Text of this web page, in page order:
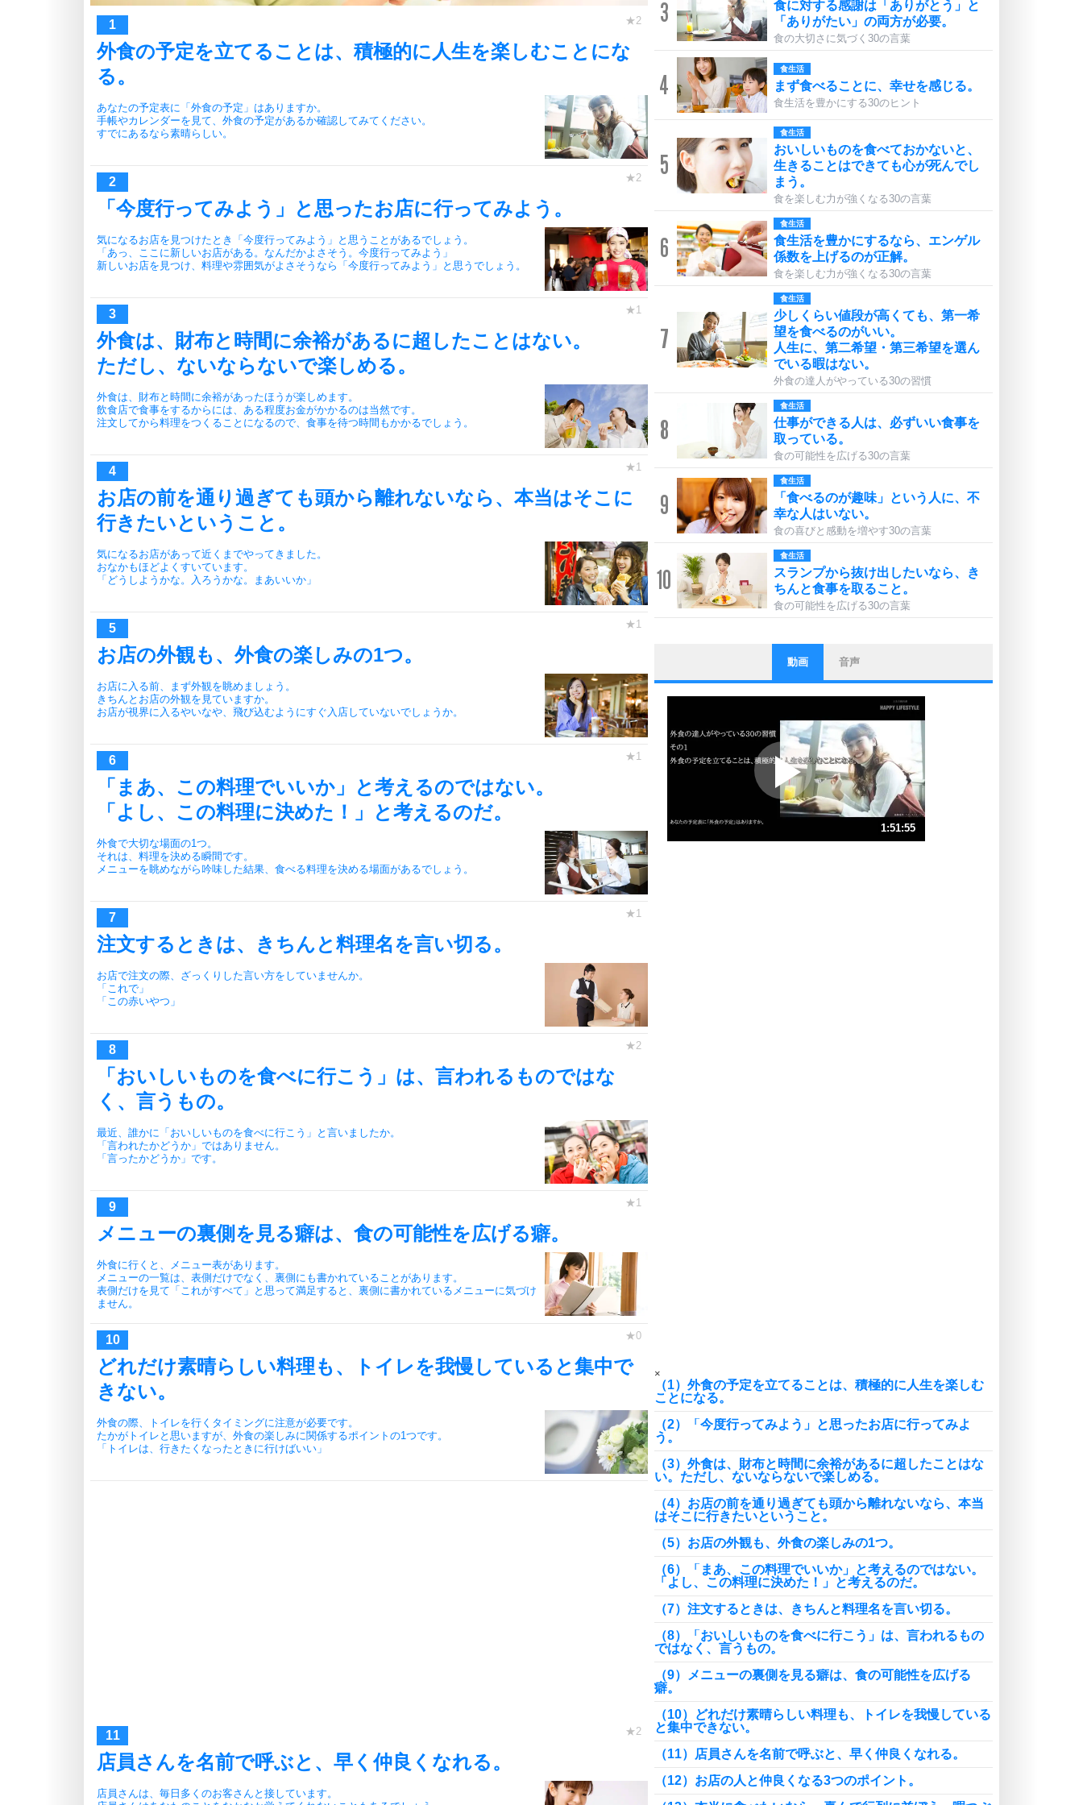
外食の予定を立てることは、積極的に人生を楽しむことにな
る。
あなたの予定表に「外食の予定」はありますか。
手帳やカレンダーを見て、外食の予定があるか確認してみてください。
すでにあるなら素晴らしい。
「今度行ってみよう」と思ったお店に行ってみよう。
気になるお店を見つけたとき「今度行ってみよう」と思うことがあるでしょう。
「あっ、ここに新しいお店がある。なんだかよさそう。今度行ってみよう」
新しいお店を見つけ、料理や雰囲気がよさそうなら「今度行ってみよう」と思うでしょう。
外食は、財布と時間に余裕があるに超したことはない。
ただし、ないならないで楽しめる。
外食は、財布と時間に余裕があったほうが楽しめます。
飲食店で食事をするからには、ある程度お金がかかるのは当然です。
注文してから料理をつくることになるので、食事を待つ時間もかかるでしょう。
お店の前を通り過ぎても頭から離れないなら、本当はそこに
行きたいということ。
気になるお店があって近くまでやってきました。
おなかもほどよくすいています。
「どうしようかな。入ろうかな。まあいいか」
お店の外観も、外食の楽しみの1つ。
お店に入る前、まず外観を眺めましょう。
きちんとお店の外観を見ていますか。
お店が視界に入るやいなや、飛び込むようにすぐ入店していないでしょうか。
「まあ、この料理でいいか」と考えるのではない。
「よし、この料理に決めた！」と考えるのだ。
外食で大切な場面の1つ。
それは、料理を決める瞬間です。
メニューを眺めながら吟味した結果、食べる料理を決める場面があるでしょう。
注文するときは、きちんと料理名を言い切る。
お店で注文の際、ざっくりした言い方をしていませんか。
「これで」
「この赤いやつ」
「おいしいものを食べに行こう」は、言われるものではな
く、言うもの。
最近、誰かに「おいしいものを食べに行こう」と言いましたか。
「言われたかどうか」ではありません。
「言ったかどうか」です。
メニューの裏側を見る癖は、食の可能性を広げる癖。
外食に行くと、メニュー表があります。
メニューの一覧は、表側だけでなく、裏側にも書かれていることがあります。
表側だけを見て「これがすべて」と思って満足すると、裏側に書かれているメニューに気づけ
ません。
どれだけ素晴らしい料理も、トイレを我慢していると集中で
きない。
外食の際、トイレを行くタイミングに注意が必要です。
たかがトイレと思いますが、外食の楽しみに関係するポイントの1つです。
「トイレは、行きたくなったときに行けばいい」
店員さんを名前で呼ぶと、早く仲良くなれる。
店員さんは、毎日多くのお客さんと接しています。
3
食に対する感謝は「ありがとう」と
「ありがたい」の両方が必要。
食の大切さに気づく30の言葉
4
食生活
まず食べることに、幸せを感じる。
食生活を豊かにする30のヒント
5
食生活
おいしいものを食べておかないと、
生きることはできても心が死んでし
まう。
食を楽しむ力が強くなる30の言葉
6
食生活
食生活を豊かにするなら、エンゲル
係数を上げるのが正解。
食を楽しむ力が強くなる30の言葉
7
食生活
少しくらい値段が高くても、第一希
望を食べるのがいい。
人生に、第二希望・第三希望を選ん
でいる暇はない。
外食の達人がやっている30の習慣
8
食生活
仕事ができる人は、必ずいい食事を
取っている。
食の可能性を広げる30の言葉
9
食生活
「食べるのが趣味」という人に、不
幸な人はいない。
食の喜びと感動を増やす30の言葉
10
食生活
スランプから抜け出したいなら、き
ちんと食事を取ること。
食の可能性を広げる30の言葉
1
ストレス対策
他人と比べない。
いっそのこと、他人を見ない。
プラス思考
ポジティブになれない原因は、行動
しないから。
ポジティブ思考になる30の方法
3
ストレス対策
恋する人が知っておきたい30の大切なこと
動画 音声
1:51:55
×
（1）外食の予定を立てることは、積極的に人生を楽しむ
ことになる。
（2）「今度行ってみよう」と思ったお店に行ってみよ
う。
（3）外食は、財布と時間に余裕があるに超したことはな
い。ただし、ないならないで楽しめる。
（4）お店の前を通り過ぎても頭から離れないなら、本当
はそこに行きたいということ。
（5）お店の外観も、外食の楽しみの1つ。
（6）「まあ、この料理でいいか」と考えるのではない。
「よし、この料理に決めた！」と考えるのだ。
（7）注文するときは、きちんと料理名を言い切る。
（8）「おいしいものを食べに行こう」は、言われるもの
ではなく、言うもの。
（9）メニューの裏側を見る癖は、食の可能性を広げる
癖。
（10）どれだけ素晴らしい料理も、トイレを我慢している
と集中できない。
（11）店員さんを名前で呼ぶと、早く仲良くなれる。
（12）お店の人と仲良くなる3つのポイント。